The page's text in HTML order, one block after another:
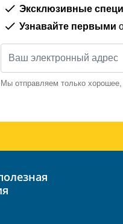
Эксклюзивные
Узнавайте первыми
Мы отправляем только